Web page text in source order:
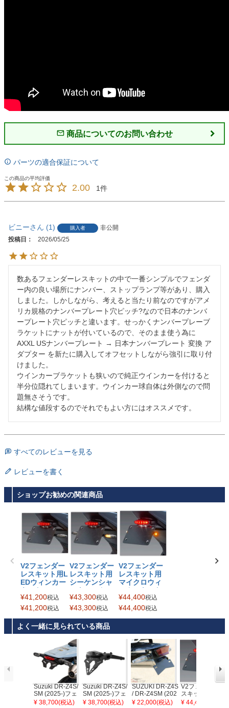
商品についてのお問い合わせ
パーツの適合保証について
2.00 1
ビニー 1 購入者
非公開
投稿日
2026/05/25
数あるフェンダーレスキットの中で一番シンプルでフェンダ
ー内の良い場所にナンバー、ストップランプ等があり、購入
しました。しかしながら、考えると当たり前なのですがアメ
リカ規格のナンバープレート穴ピッチ?なので日本のナンバ
ープレート穴ピッチと違います。せっかくナンバープレーブ
ラケットにナットが付いているので、そのまま使う為に
AXXL USナンバープレート → 日本ナンバープレート 変換 ア
ダプター を新たに購入してオフセットしながら強引に取り付
けました。
ウインカーブラケットも狭いので純正ウインカーを付けると
半分位隠れてしまいます。ウインカー球自体は外側なので問
題無さそうです。
結構な値段するのでそれでもよい方にはオススメです。
すべてのレビューを見る
レビューを書く
ショップお勧めの関連商品
V2フェンダー
レスキット用L
EDウィンカー
キット TYPE A
USヨシムラ
¥41,200税込
¥41,200税込
V2フェンダー
レスキット用
シーケンシャ
ルウィンカー
キット TYPE A
USヨシムラ
¥43,300税込
¥43,300税込
V2フェンダー
レスキット用
マイクロウィ
ンカーキット
TYPE A USヨ
シムラ
¥44,400税込
¥44,400税込
よく一緒に見られている商品
Suzuki DR-Z4S/
SM (2025-)フェ
ンダーレスキッ
¥ 38,700(税込)
Suzuki DR-Z4S/
SM (2025-)フェ
ンダーレスキッ
¥ 38,700(税込)
SUZUKI DR-Z4S
/ DR-Z4SM (202
5-2026) フェン
¥ 22,000(税込)
V2フェンダーレ
スキット用マイ
クロウィンカー
¥ 44,400(税込)